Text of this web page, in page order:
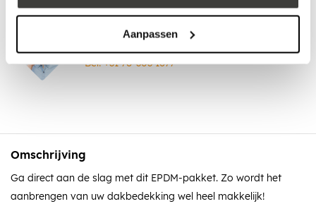
Aanpassen
Advies nodig?
Bel: +31 78-303 1677
Omschrijving
Ga direct aan de slag met dit EPDM-pakket. Zo wordt het
aanbrengen van uw dakbedekking wel heel makkelijk!